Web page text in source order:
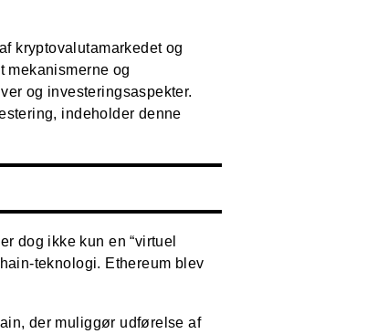
kryptovalutamarkedet og
mekanismerne og
og investeringsaspekter.
indeholder denne
dog ikke kun en “virtuel
teknologi. Ethereum blev
der muliggør udførelse af